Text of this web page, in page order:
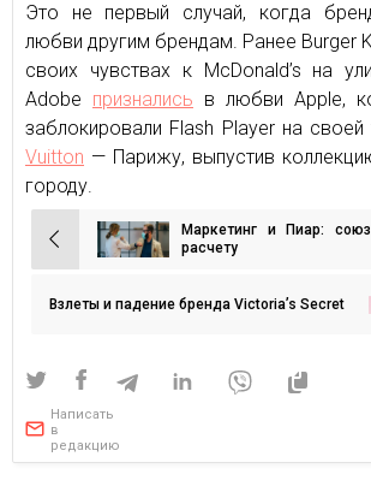
Это не первый случай, когда
любви другим брендам. Ранее Burger
своих чувствах к McDonald’s на
Adobe признались в любви Apple,
заблокировали Flash Player на своей
Vuitton — Парижу, выпустив
городу.
Навигация
по
записям
Маркетинг и Пиар:
расчету
Взлеты и падение бренда Victoria’s Secret
Написать
в
редакцию